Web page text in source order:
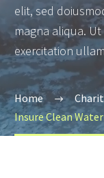
elit, sed
magna aliqua.
exercitation
Home
Insure Clean